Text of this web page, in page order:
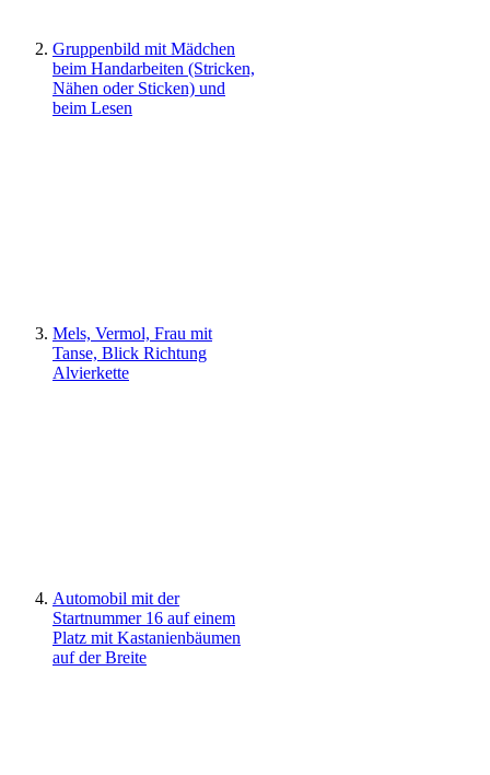
Gruppenbild mit Mädchen
beim Handarbeiten (Stricken,
Nähen oder Sticken) und
beim Lesen
Mels, Vermol, Frau mit
Tanse, Blick Richtung
Alvierkette
Automobil mit der
Startnummer 16 auf einem
Platz mit Kastanienbäumen
auf der Breite